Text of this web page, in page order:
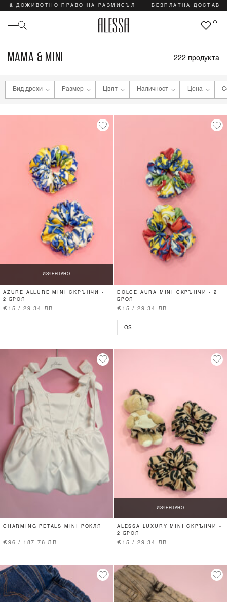
ПРАВО НА РАЗМИСЪЛ БЕЗПЛАТНА ДОСТАВКА &
MAMA & MINI 222продукта
Вид дрехи Размер Цвят Наличност Цена
ИЗЧЕРПАНО
AZURE ALLURE MINI СКРЪНЧИ -
2 БРОЯ
€15 / 29.34 ЛВ.
DOLCE AURA MINI СКРЪНЧИ - 2
БРОЯ
€15 / 29.34 ЛВ.
OS
CHARMING PETALS MINI РОКЛЯ
€96 / 187.76 ЛВ.
ИЗЧЕРПАНО
ALESSA LUXURY MINI СКРЪНЧИ -
2 БРОЯ
€15 / 29.34 ЛВ.